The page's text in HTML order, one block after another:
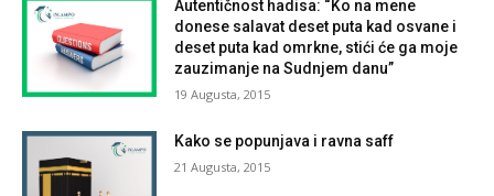
Autentičnost hadisa: “Ko na mene
donese salavat deset puta kad osvane i
deset puta kad omrkne, stići će ga moje
zauzimanje na Sudnjem danu”
19 Augusta, 2015
Kako se popunjava i ravna saff
21 Augusta, 2015